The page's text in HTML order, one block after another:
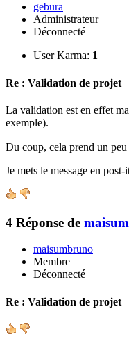
gebura
Administrateur
Déconnecté
User Karma: 1
Re : Validation de projet
La validation est en effet
exemple).
Du coup, cela prend un
Je mets le message en
4 Réponse de
maisumbruno
Membre
Déconnecté
Re : Validation de projet